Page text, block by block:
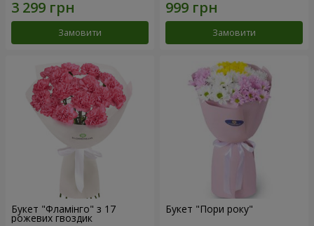
Замовити Замовити
Букет "Фламінго" з 17
рожевих гвоздик
Букет "Пори року"